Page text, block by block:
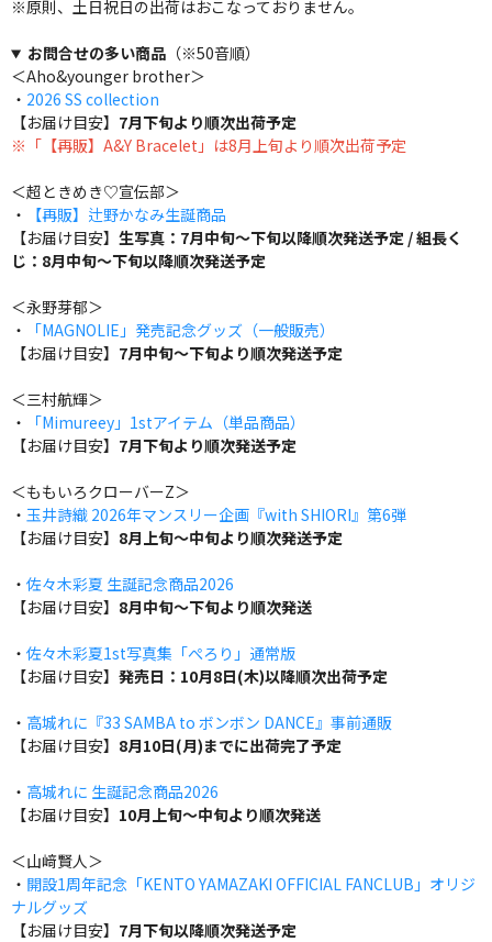
※原則、土日祝日の出荷はおこなっておりません。
お問合せの多い商品（※50音順）
＜Aho&younger brother＞
・ 2026 SS collection
【お届け目安】 7月下旬より順次出荷予定
※「【再販】A&Y Bracelet」は8月上旬より順次出荷予定
＜超ときめき♡宣伝部＞
・
【再販】辻野かなみ生誕商品
【お届け目安】 生写真：7月中旬～下旬以降順次発送予定 / 組長く
じ：8月中旬～下旬以降順次発送予定
＜永野芽郁＞
・
「MAGNOLIE」発売記念グッズ（一般販売）
【お届け目安】 7月中旬～下旬より順次発送予定
＜三村航輝＞
・
「Mimureey」1stアイテム（単品商品）
【お届け目安】 7月下旬より順次発送予定
＜ももいろクローバーZ＞
・ 玉井詩織 2026年マンスリー企画『with SHIORI』第6弾
【お届け目安】 8月上旬～中旬より順次発送予定
・ 佐々木彩夏 生誕記念商品2026
【お届け目安】 8月中旬～下旬より順次発送
・ 佐々木彩夏1st写真集「ぺろり」通常版
【お届け目安】 発売日：10月8日(木)以降順次出荷予定
・ 高城れに『33 SAMBA to ボンボン DANCE』事前通販
【お届け目安】 8月10日(月)までに出荷完了予定
・ 高城れに 生誕記念商品2026
【お届け目安】 10月上旬～中旬より順次発送
＜山﨑賢人＞
・ 開設1周年記念「KENTO YAMAZAKI OFFICIAL FANCLUB」オリジ
ナルグッズ
【お届け目安】 7月下旬以降順次発送予定